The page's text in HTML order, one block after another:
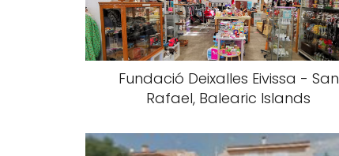
Fundació Deixalles Eivissa - San
Rafael, Balearic Islands